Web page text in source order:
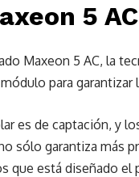
5 AC
Maxeon 5 AC, la
para garantizar
es de captación, y
sólo garantiza más
que está diseñado el